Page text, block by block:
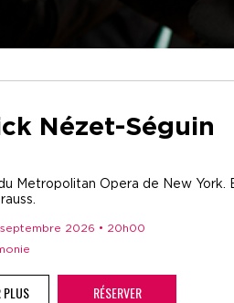
Nézet-Séguin
Metropolitan Opera de New York.
septembre 2026 • 20h00
PLUS RÉSERVER